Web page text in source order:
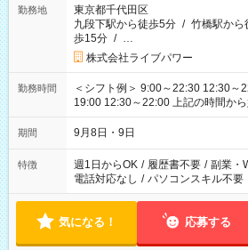
勤務地
東京都千代田区
九段下駅から徒歩5分 / 竹橋駅から
歩15分 / …
株式会社ライブパワー
勤務時間
＜シフト例＞ 9:00～22:30 12:30～
19:00 12:30～22:00 上記の時間から好きな時間を選べます！ ※
時間は変更となる可能性があります
期間 9月8日・9日
特徴 週1日からOK / 履歴書不要 / 副業・
電話対応なし / パソコンスキル不要
気になる！ 応募する